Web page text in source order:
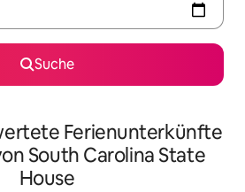
Suche
Ferienunterkünfte
South Carolina State
House